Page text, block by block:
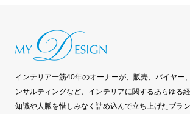
インテリア一筋40年のオーナーが、販売、バイヤー
ンサルティングなど、インテリアに関するあらゆる
知識や人脈を惜しみなく詰め込んで立ち上げたブラン